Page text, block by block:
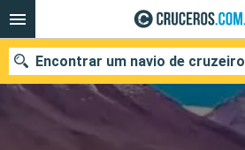
Encontrar um navio de cruzeiro